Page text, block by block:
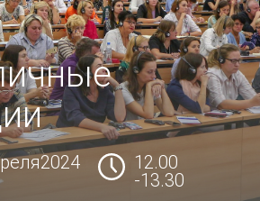
12.00
-13.30